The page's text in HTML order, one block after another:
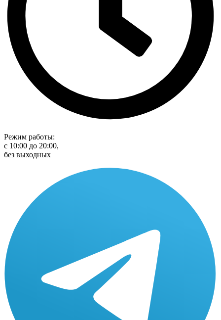
Режим работы:
с 10:00 до 20:00,
без выходных